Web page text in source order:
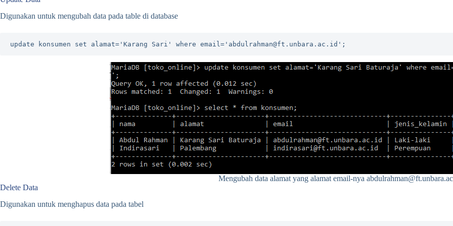
Digunakan untuk mengubah data pada table di database
update konsumen set alamat='Karang Sari' where email='abdulrahman@ft.unbara.ac.id';
Mengubah data alamat yang alamat email-nya
Delete Data
Digunakan untuk menghapus data pada tabel